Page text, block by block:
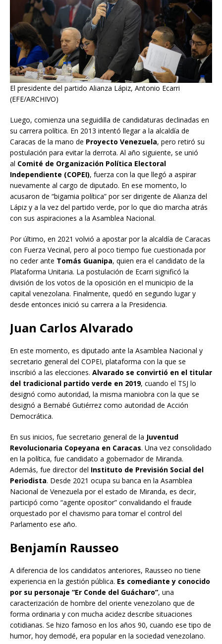
El presidente del partido Alianza Lápiz, Antonio Ecarri
(EFE/ARCHIVO)
Luego, comienza una seguidilla de candidaturas declinadas en
su carrera política. En 2013 intentó llegar a la alcaldía de
Caracas de la mano de Proyecto Venezuela, pero retiró su
postulación para evitar la derrota. Al año siguiente, se unió
al Comité de Organización Política Electoral
Independiente (COPEI), fuerza con la que llegó a aspirar
nuevamente al cargo de diputado. En ese momento, lo
acusaron de “bigamia política” por ser dirigente de Alianza del
Lápiz y a la vez del partido verde, por lo que dio marcha atrás
con sus aspiraciones a la Asamblea Nacional.
Por último, en 2021 volvió a apostar por la alcaldía de Caracas
con Fuerza Vecinal, pero al poco tiempo fue cuestionada por
no ceder ante Tomás Guanipa, quien era el candidato de la
Plataforma Unitaria. La postulación de Ecarri significó la
división de los votos de la oposición en el municipio de la
capital venezolana. Finalmente, quedó en segundo lugar y
desde entonces inició su carrera a la Presidencia.
Juan Carlos Alvarado
En este momento, es diputado ante la Asamblea Nacional y
secretario general del COPEI, plataforma con la que se
inscribió a las elecciones. Alvarado se convirtió en el titular
del tradicional partido verde en 2019, cuando el TSJ lo
designó como autoridad, la misma maniobra con la que se
designó a Bernabé Gutiérrez como autoridad de Acción
Democrática.
En sus inicios, fue secretario general de la Juventud
Revolucionaria Copeyana en Caracas. Una vez consolidado
en la política, fue candidato a gobernador de Miranda.
Además, fue director del Instituto de Previsión Social del
Periodista. Desde 2021 ocupa su banca en la Asamblea
Nacional de Venezuela por el estado de Miranda, es decir,
participó como “agente opositor” convalidando el fraude
orquestado por el chavismo para tomar el control del
Parlamento ese año.
Benjamín Rausseo
A diferencia de los candidatos anteriores, Rausseo no tiene
experiencia en la gestión pública. Es comediante y conocido
por su personaje “Er Conde del Guácharo”, una
caracterización de hombre del oriente venezolano que de
forma ordinaria y con mucha acidez describe situaciones
cotidianas. Se hizo famoso en los años 90, cuando ese tipo de
humor, hoy demodé, era popular en la sociedad venezolano.